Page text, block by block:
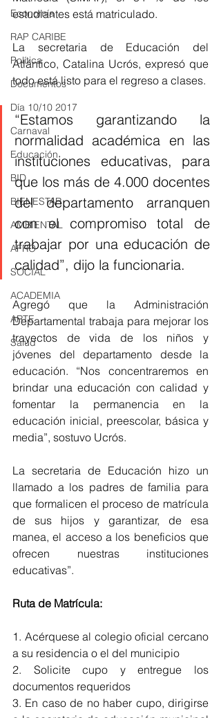
Economía
RAP CARIBE
Política
Documentos
Día 10/10 2017
Carnaval
Educación
BID
BIENESTAR
AMBIENTAL
AFRO
SOCIAL
ACADEMIA
ARTE
Salud
estudiantes está matriculado.
La secretaria de Educación del
Atlántico, Catalina Ucrós, expresó que
todo está listo para el regreso a clases.
“Estamos garantizando la
normalidad académica en las
instituciones educativas, para
que los más de 4.000 docentes
del departamento arranquen
con el compromiso total de
trabajar por una educación de
calidad”, dijo la funcionaria.
Agregó que la Administración
Departamental trabaja para mejorar los
trayectos de vida de los niños y
jóvenes del departamento desde la
educación. “Nos concentraremos en
brindar una educación con calidad y
fomentar la permanencia en la
educación inicial, preescolar, básica y
media”, sostuvo Ucrós.
La secretaria de Educación hizo un
llamado a los padres de familia para
que formalicen el proceso de matrícula
de sus hijos y garantizar, de esa
manea, el acceso a los beneficios que
ofrecen nuestras instituciones
educativas”.
Ruta de Matrícula:
1. Acérquese al colegio oficial cercano
a su residencia o el del municipio
2. Solicite cupo y entregue los
documentos requeridos
3. En caso de no haber cupo, dirigirse